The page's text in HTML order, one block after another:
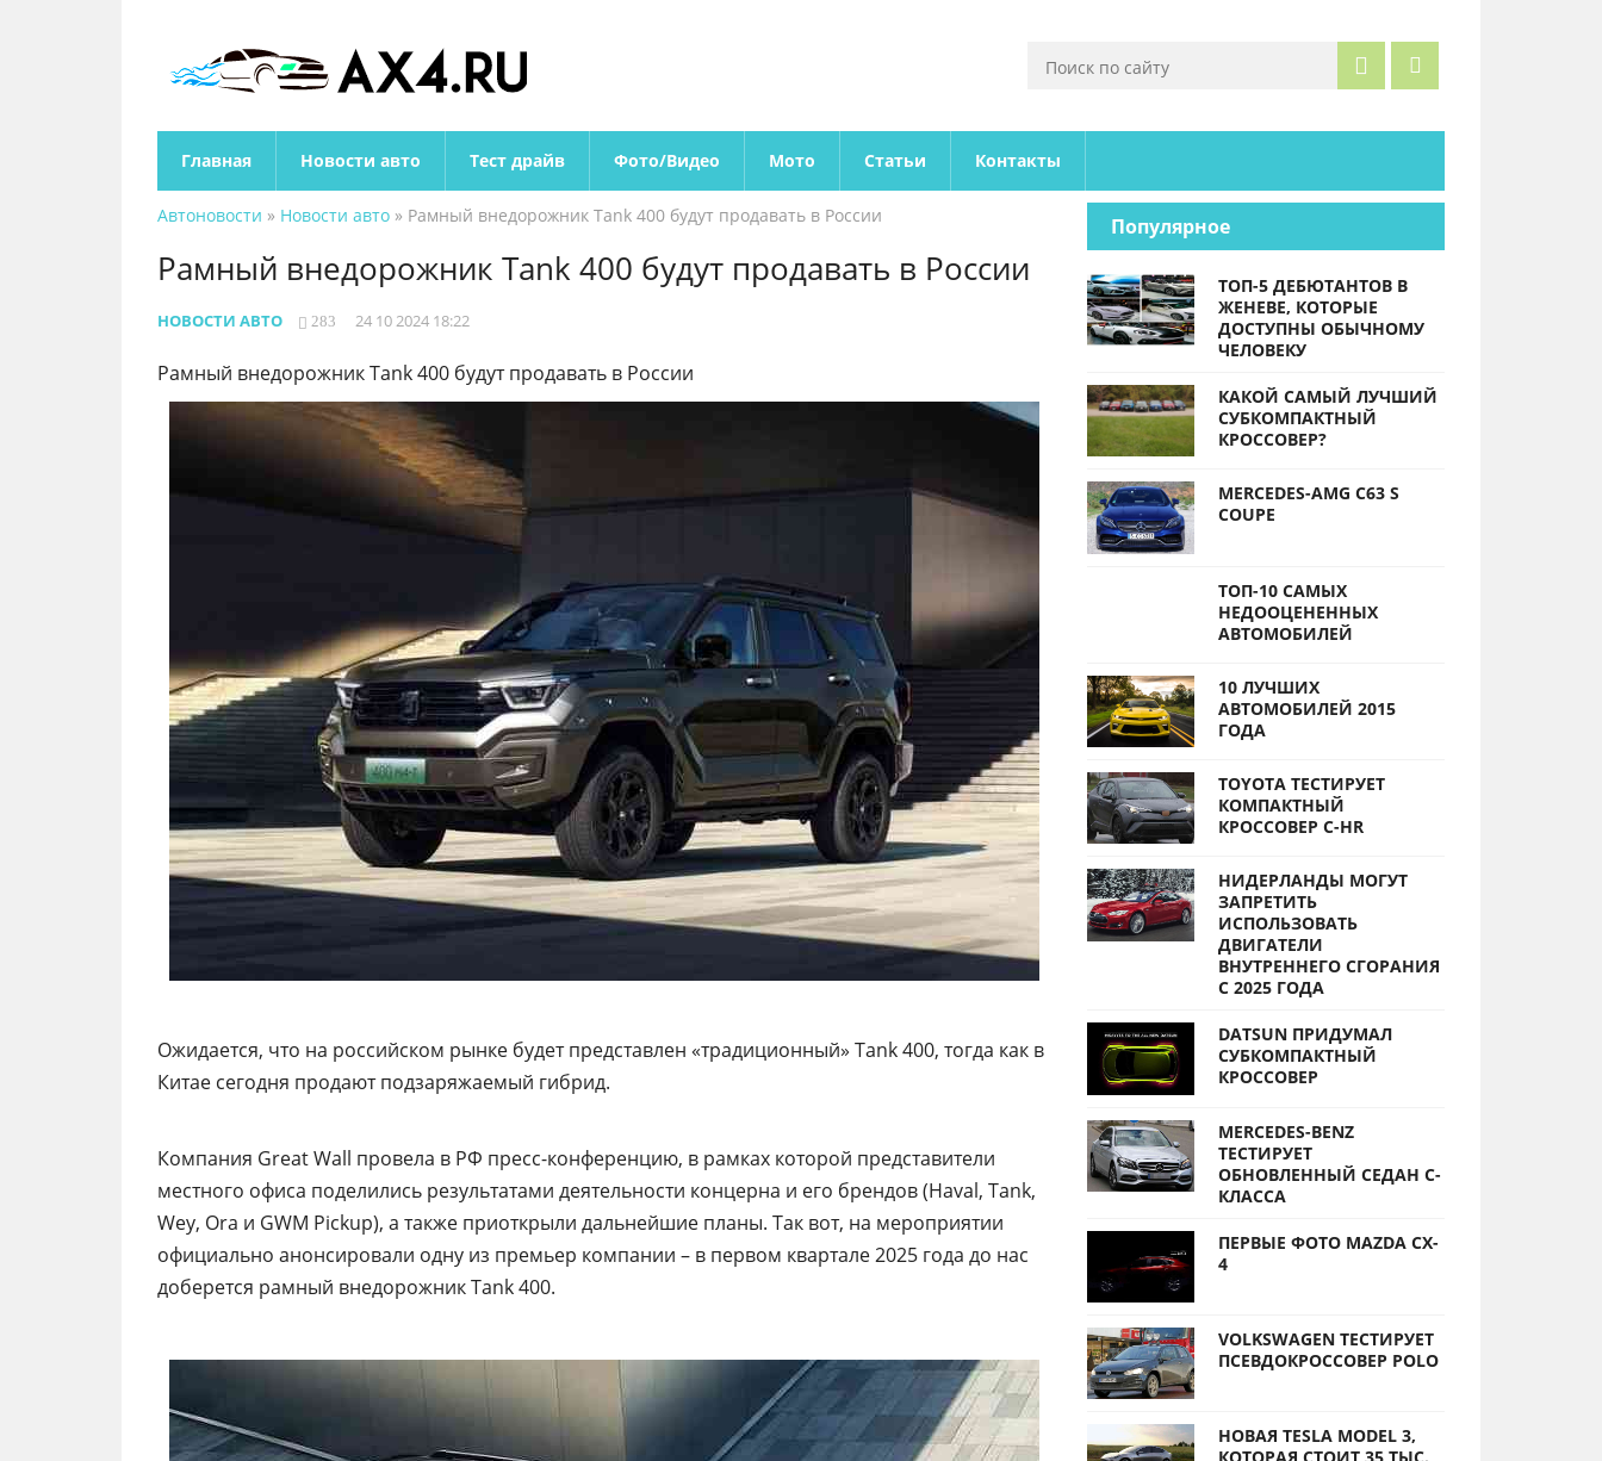
Главная Новости авто Тест драйв Фото/Видео Мото Статьи Контакты
Автоновости » Новости авто » Рамный внедорожник Tank 400 будут продавать в России
Рамный внедорожник Tank 400 будут продавать в России
НОВОСТИ АВТО 283 24 10 2024 18:22
Рамный внедорожник Tank 400 будут продавать в России
Ожидается, что на российском рынке будет представлен «традиционный» Tank 400, тогда как в
Китае сегодня продают подзаряжаемый гибрид.
Компания Great Wall провела в РФ пресс-конференцию, в рамках которой представители
местного офиса поделились результатами деятельности концерна и его брендов (Haval, Tank,
Wey, Ora и GWM Pickup), а также приоткрыли дальнейшие планы. Так вот, на мероприятии
официально анонсировали одну из премьер компании – в первом квартале 2025 года до нас
доберется рамный внедорожник Tank 400.
Популярное
ТОП-5 ДЕБЮТАНТОВ В
ЖЕНЕВЕ, КОТОРЫЕ
ДОСТУПНЫ ОБЫЧНОМУ
ЧЕЛОВЕКУ
КАКОЙ САМЫЙ ЛУЧШИЙ
СУБКОМПАКТНЫЙ
КРОССОВЕР?
MERCEDES-AMG C63 S
COUPE
ТОП-10 САМЫХ
НЕДООЦЕНЕННЫХ
АВТОМОБИЛЕЙ
10 ЛУЧШИХ
АВТОМОБИЛЕЙ 2015
ГОДА
TOYOTA ТЕСТИРУЕТ
КОМПАКТНЫЙ
КРОССОВЕР C-HR
НИДЕРЛАНДЫ МОГУТ
ЗАПРЕТИТЬ
ИСПОЛЬЗОВАТЬ
ДВИГАТЕЛИ
ВНУТРЕННЕГО СГОРАНИЯ
С 2025 ГОДА
DATSUN ПРИДУМАЛ
СУБКОМПАКТНЫЙ
КРОССОВЕР
MERCEDES-BENZ
ТЕСТИРУЕТ
ОБНОВЛЕННЫЙ СЕДАН С-
КЛАССА
ПЕРВЫЕ ФОТО MAZDA CX-
4
VOLKSWAGEN ТЕСТИРУЕТ
ПСЕВДОКРОССОВЕР POLO
НОВАЯ TESLA MODEL 3,